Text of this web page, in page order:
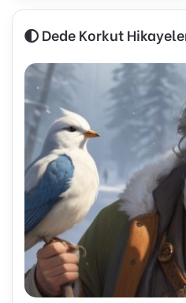
Dede Korkut